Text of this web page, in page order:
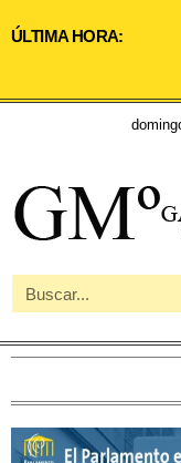
ÚLTIMA HORA: